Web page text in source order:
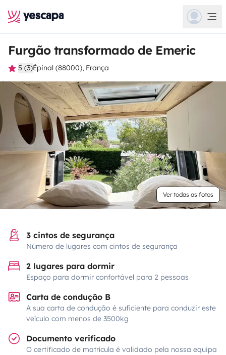
Furgão transformado de Emeric
5 (3)Épinal (88000), França
Ver todas as fotos
3 cintos de segurança
Número de lugares com cintos de segurança
2 lugares para dormir
Espaço para dormir confortável para 2 pessoas
Carta de condução B
A sua carta de condução é suficiente para conduzir este
veículo com menos de 3500kg
Documento verificado
O certificado de matrícula é validado pela nossa equipa